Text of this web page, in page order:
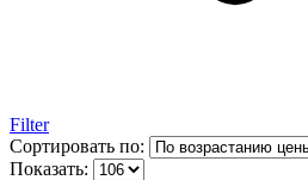
Filter
Сортировать по:
Показать: